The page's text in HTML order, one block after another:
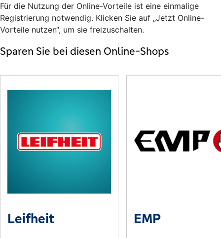
Für die Nutzung der Online-Vorteile ist eine einmalige
Registrierung notwendig. Klicken Sie auf „Jetzt Online-
Vorteile nutzen“, um sie freizuschalten.